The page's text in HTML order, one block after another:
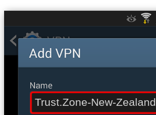
Trust.Zone-New-Zealand